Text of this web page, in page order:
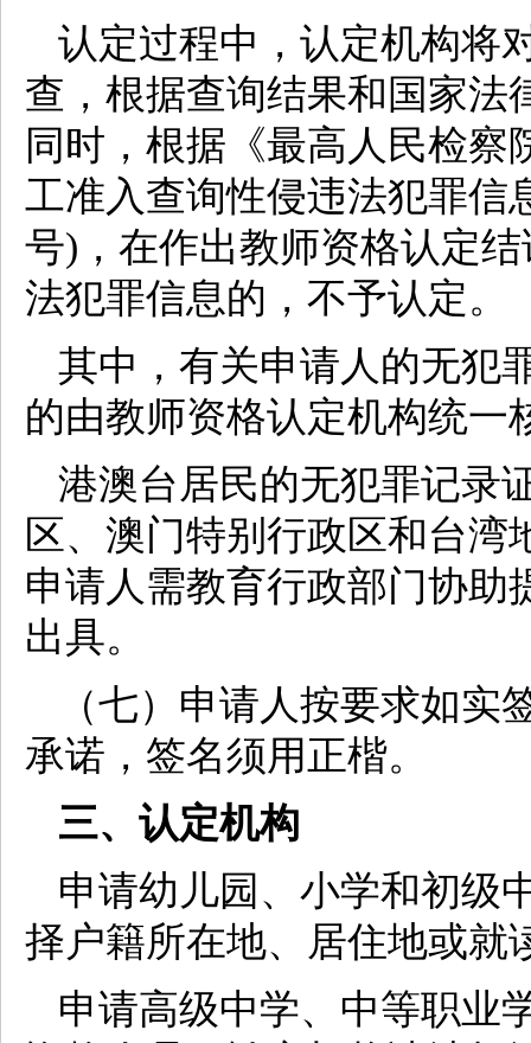
认定过程中，认定机构将
查，根据查询结果和国家法
同时，根据《最高人民检
工准入查询性侵违法犯罪信
号)，在作出教师资格认定
法犯罪信息的，不予认定。
其中，有关申请人的无犯
的由教师资格认定机构统一
港澳台居民的无犯罪记录
区、澳门特别行政区和台
申请人需教育行政部门协助
出具。
（七）申请人按要求如
承诺，签名须用正楷。
三、认定机构
申请幼儿园、小学和初级
择户籍所在地、居住地或就
申请高级中学、中等职业